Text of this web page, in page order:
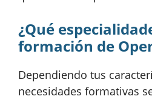
¿Qué
formación de
Dependiendo tus
necesidades formativas